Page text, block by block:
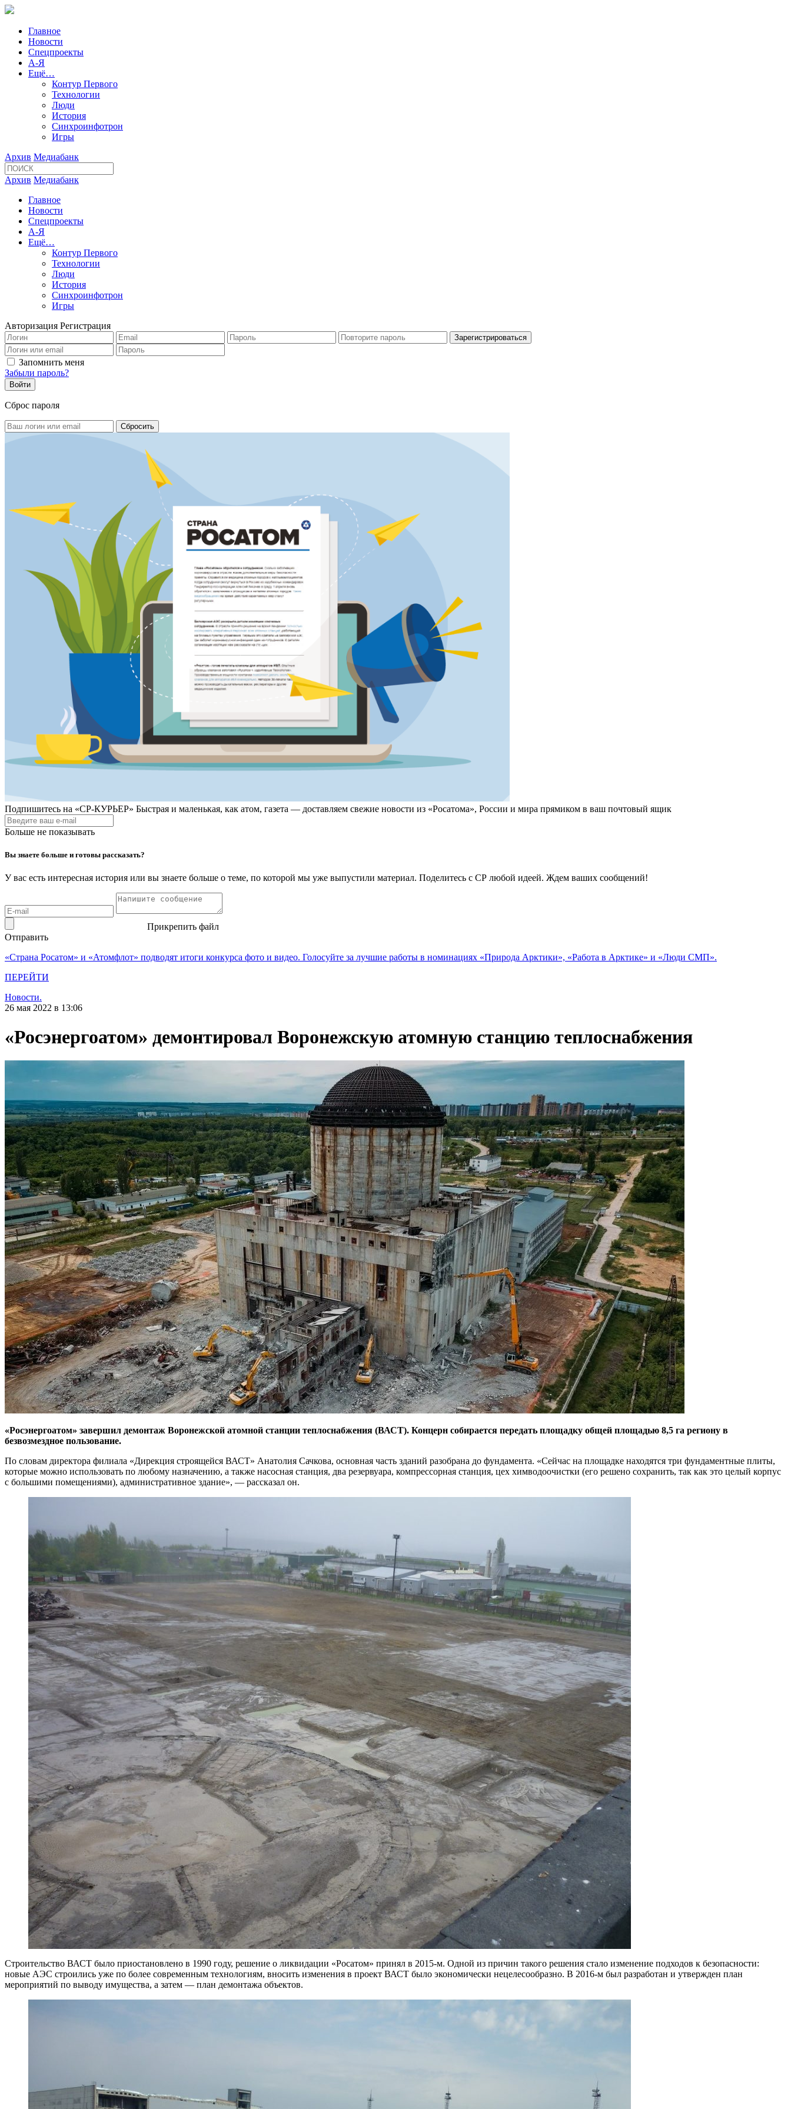
Главное
Новости
Спецпроекты
А-Я
Ещё…
Контур Первого
Технологии
Люди
История
Синхроинфотрон
Игры
Архив Медиабанк
Архив Медиабанк
Главное
Новости
Спецпроекты
А-Я
Ещё…
Контур Первого
Технологии
Люди
История
Синхроинфотрон
Игры
Авторизация Регистрация
Запомнить меня
Забыли пароль?
Сброс пароля
Подпишитесь на «СР-КУРЬЕР» Быстрая и маленькая, как атом, газета — доставляем свежие новости из «Росатома», России и мира прямиком в ваш почтовый ящик
Больше не показывать
Вы знаете больше и готовы рассказать?
У вас есть интересная история или вы знаете больше о теме, по которой мы уже выпустили материал. Поделитесь с СР любой идеей. Ждем ваших сообщений!
Прикрепить файл
Отправить
«Страна Росатом» и «Атомфлот» подводят итоги конкурса фото и видео. Голосуйте за лучшие работы в номинациях «Природа Арктики», «Работа в Арктике» и «Люди СМП».
ПЕРЕЙТИ
Новости.
26 мая 2022 в 13:06
«Росэнергоатом» демонтировал Воронежскую атомную станцию теплоснабжения
«Росэнергоатом» завершил демонтаж Воронежской атомной станции теплоснабжения (ВАСТ). Концерн собирается передать площадку общей площадью 8,5 га региону в
безвозмездное пользование.
По словам директора филиала «Дирекция строящейся ВАСТ» Анатолия Сачкова, основная часть зданий разобрана до фундамента. «Сейчас на площадке находятся три фундаментные плиты,
которые можно использовать по любому назначению, а также насосная станция, два резервуара, компрессорная станция, цех химводоочистки (его решено сохранить, так как это целый корпус
с большими помещениями), административное здание», — рассказал он.
Строительство ВАСТ было приостановлено в 1990 году, решение о ликвидации «Росатом» принял в 2015-м. Одной из причин такого решения стало изменение подходов к безопасности:
новые АЭС строились уже по более современным технологиям, вносить изменения в проект ВАСТ было экономически нецелесообразно. В 2016-м был разработан и утвержден план
мероприятий по выводу имущества, а затем — план демонтажа объектов.